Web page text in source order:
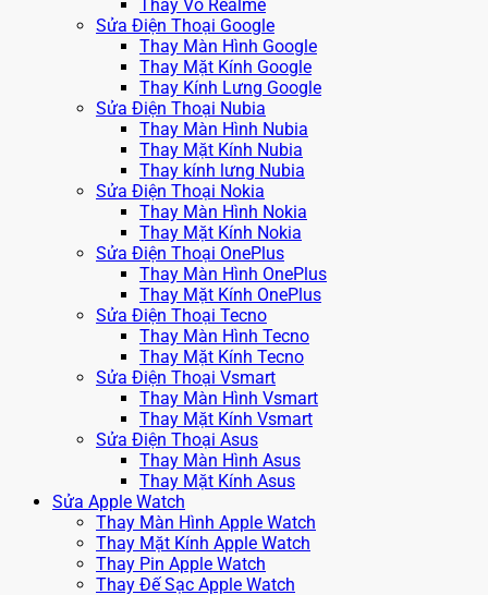
Thay Vỏ Realme
Sửa Điện Thoại Google
Thay Màn Hình Google
Thay Mặt Kính Google
Thay Kính Lưng Google
Sửa Điện Thoại Nubia
Thay Màn Hình Nubia
Thay Mặt Kính Nubia
Thay kính lưng Nubia
Sửa Điện Thoại Nokia
Thay Màn Hình Nokia
Thay Mặt Kính Nokia
Sửa Điện Thoại OnePlus
Thay Màn Hình OnePlus
Thay Mặt Kính OnePlus
Sửa Điện Thoại Tecno
Thay Màn Hình Tecno
Thay Mặt Kính Tecno
Sửa Điện Thoại Vsmart
Thay Màn Hình Vsmart
Thay Mặt Kính Vsmart
Sửa Điện Thoại Asus
Thay Màn Hình Asus
Thay Mặt Kính Asus
Sửa Apple Watch
Thay Màn Hình Apple Watch
Thay Mặt Kính Apple Watch
Thay Pin Apple Watch
Thay Đế Sạc Apple Watch